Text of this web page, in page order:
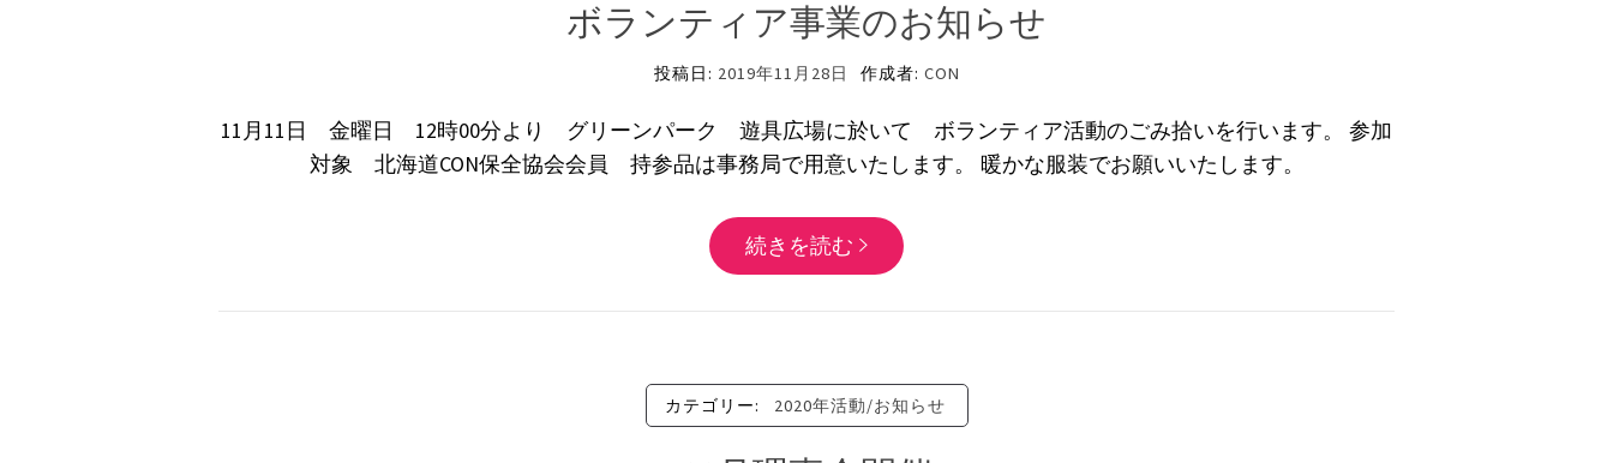
ボランティア事業のお知らせ
投稿日: 2019年11月28日 作成者: CON
11月11日 金曜日 12時00分より グリーンパーク 遊具広場に於いて ボランティア活動のごみ拾いを行います。 参加
対象 北海道CON保全協会会員 持参品は事務局で用意いたします。 暖かな服装でお願いいたします。
続きを読む
カテゴリー: 2020年活動/お知らせ